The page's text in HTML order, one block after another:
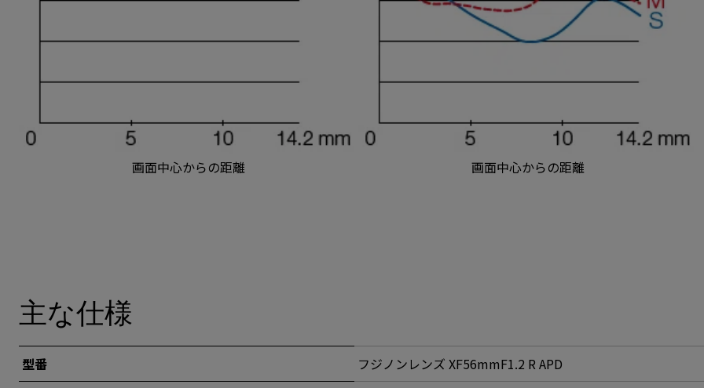
画面中心からの距離 画面中心からの距離
主な仕様
型番
フジノンレンズ XF56mmF1.2 R APD